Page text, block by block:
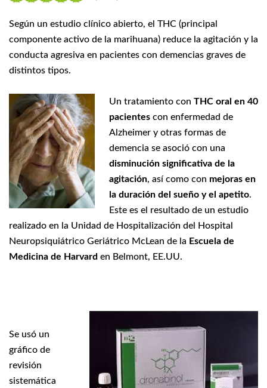
Según un estudio clínico abierto, el THC (principal
componente activo de la marihuana) reduce la agitación y la
conducta agresiva en pacientes con demencias graves de
distintos tipos.
Un tratamiento con THC oral en 40
pacientes con enfermedad de
Alzheimer y otras formas de
demencia se asoció con una
disminución significativa de la
agitación, así como con mejoras en
la duración del sueño y el apetito.
Este es el resultado de un estudio
realizado en la Unidad de Hospitalización del Hospital
Neuropsiquiátrico Geriátrico McLean de la Escuela de
Medicina de Harvard en Belmont, EE.UU.
Se usó un
gráfico de
revisión
sistemática